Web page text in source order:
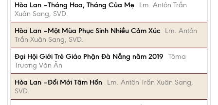
Hòa Lan –Tháng Hoa, Tháng Của Mẹ
Lm. Antôn Trần
Xuân Sang, SVD.
Hòa Lan –Một Mùa Phục Sinh Nhiều Cảm Xúc
Lm. Antôn
Trần Xuân Sang, SVD.
Đại Hội Giới Trẻ Giáo Phận Đà Nẵng năm 2019
Tôma
Trương Văn Ân
Hòa Lan –Đổi Mới Tâm Hồn
Lm. Antôn Trần Xuân Sang,
SVD.